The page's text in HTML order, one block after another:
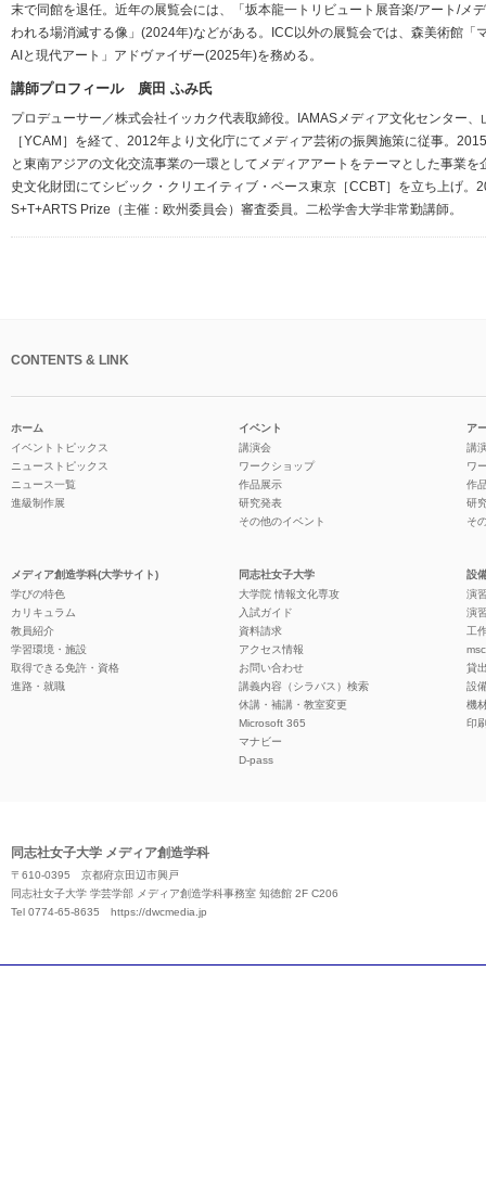
末で同館を退任。近年の展覧会には、「坂本龍一トリビュート展音楽/アート/メ
われる場消滅する像」(2024年)などがある。ICC以外の展覧会では、森美術館「
AIと現代アート」アドヴァイザー(2025年)を務める。
講師プロフィール 廣田 ふみ氏
プロデューサー／株式会社イッカク代表取締役。IAMASメディア文化センター、
［YCAM］を経て、2012年より文化庁にてメディア芸術の振興施策に従事。
と東南アジアの文化交流事業の一環としてメディアアートをテーマとした事業
史文化財団にてシビック・クリエイティブ・ベース東京［CCBT］を立ち上げ。
S+T+ARTS Prize（主催：欧州委員会）審査委員。二松学舎大学非常勤講師。
CONTENTS & LINK
ホーム
イベントトピックス
ニューストピックス
ニュース一覧
進級制作展
イベント
講演会
ワークショップ
作品展示
研究発表
その他のイベント
ア
講
ワ
作
研
そ
メディア創造学科(大学サイト)
学びの特色
カリキュラム
教員紹介
学習環境・施設
取得できる免許・資格
進路・就職
同志社女子大学
大学院 情報文化専攻
入試ガイド
資料請求
アクセス情報
お問い合わせ
講義内容（シラバス）検索
休講・補講・教室変更
Microsoft 365
マナビー
D-pass
設
演
演
工
貸
設
機
印
同志社女子大学 メディア創造学科
〒610-0395 京都府京田辺市興戸
同志社女子大学 学芸学部 メディア創造学科事務室 知徳館 2F C206
Tel 0774-65-8635 https://dwcmedia.jp